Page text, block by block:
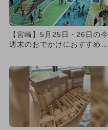
【宮崎】5月25日・26日の今
週末のおでかけにおすすめ！